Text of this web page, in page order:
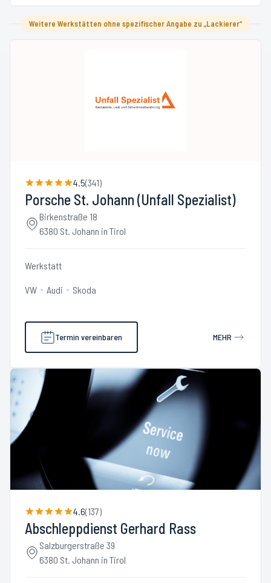
Weitere Werkstätten ohne spezifischer Angabe zu „Lackierer“
4.5(341)
Porsche St. Johann (Unfall Spezialist)
Birkenstraße 18
6380 St. Johann in Tirol
Werkstatt
VW Audi Skoda
Termin vereinbaren MEHR
4.6(137)
Abschleppdienst Gerhard Rass
Salzburgerstraße 39
6380 St. Johann in Tirol